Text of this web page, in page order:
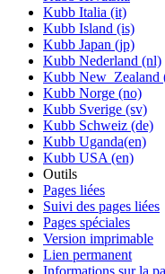
Kubb Italia (it)
Kubb Island (is)
Kubb Japan (jp)
Kubb Nederland (nl)
Kubb New_Zealand
Kubb Norge (no)
Kubb Sverige (sv)
Kubb Schweiz (de)
Kubb Uganda(en)
Kubb USA (en)
Outils
Pages liées
Suivi des pages liées
Pages spéciales
Version imprimable
Lien permanent
Informations sur la